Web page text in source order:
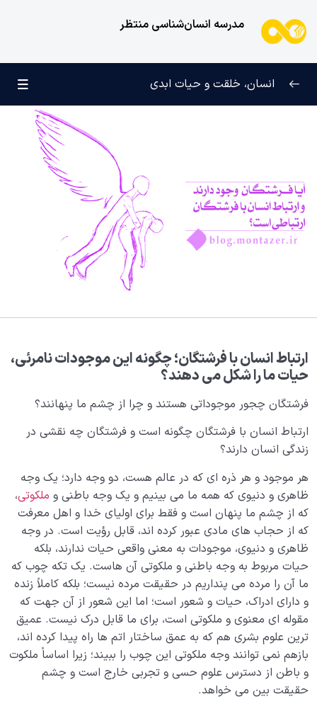
مدرسه انسان‌شناسی منتظر
0/6
0/5
چرا آفریده شده‌ایم؟
راز شادی و آرامش پایدار
بلوغ کودک عزیز روان 0/8
قضا و قدر و اختیار 0/13
ابتلاء و امتحان در زندگی
شیطان دشمن آشکار
بیماری‌های پنهان روح
شناخت بهشت و جهنم 0/22
نگاه ابدی و آمادگی برای آخرت 0/14
از خیال تا سلامت قلب 0/31
انسان در مرکز آفرینش 0/9
دیدار جهان غیب 0/9
چرا با آنکه خدا ظاهر است، بسیاری به درک حضور خدا نمی
رسند؟
انسان، خلقت و حیات ابدی
ارتباط انسان با فرشتگان؛ چگونه این موجودات نامرئی،
حیات ما را شکل می دهند؟
فرشتگان چجور موجوداتی هستند و چرا از چشم ما پنهانند؟
ارتباط انسان با فرشتگان چگونه است و فرشتگان چه نقشی در
زندگی انسان دارند؟
هر موجود و هر ذره ای که در عالم هست، دو وجه دارد؛ یک وجه
ظاهری و دنیوی که همه ما می بینیم و یک وجه باطنی و ملکوتی،
که از چشم ما پنهان است و فقط برای اولیای خدا و اهل معرفت
که از حجاب های مادی عبور کرده اند، قابل رؤیت است. در وجه
ظاهری و دنیوی، موجودات به معنی واقعی حیات ندارند، بلکه
حیات مربوط به وجه باطنی و ملکوتی آن هاست. یک تکه چوب که
ما آن را مرده می پنداریم در حقیقت مرده نیست؛ بلکه کاملاً زنده
و دارای ادراک، حیات و شعور است؛ اما این شعور از آن جهت که
مقوله ای معنوی و ملکوتی است، برای ما قابل درک نیست. عمیق
ترین علوم بشری هم که به عمق ساختار اتم ها راه پیدا کرده اند،
بازهم نمی توانند وجه ملکوتی این چوب را ببیند؛ زیرا اساساً ملکوت
و باطن از دسترس علوم حسی و تجربی خارج است و چشم
حقیقت بین می خواهد.